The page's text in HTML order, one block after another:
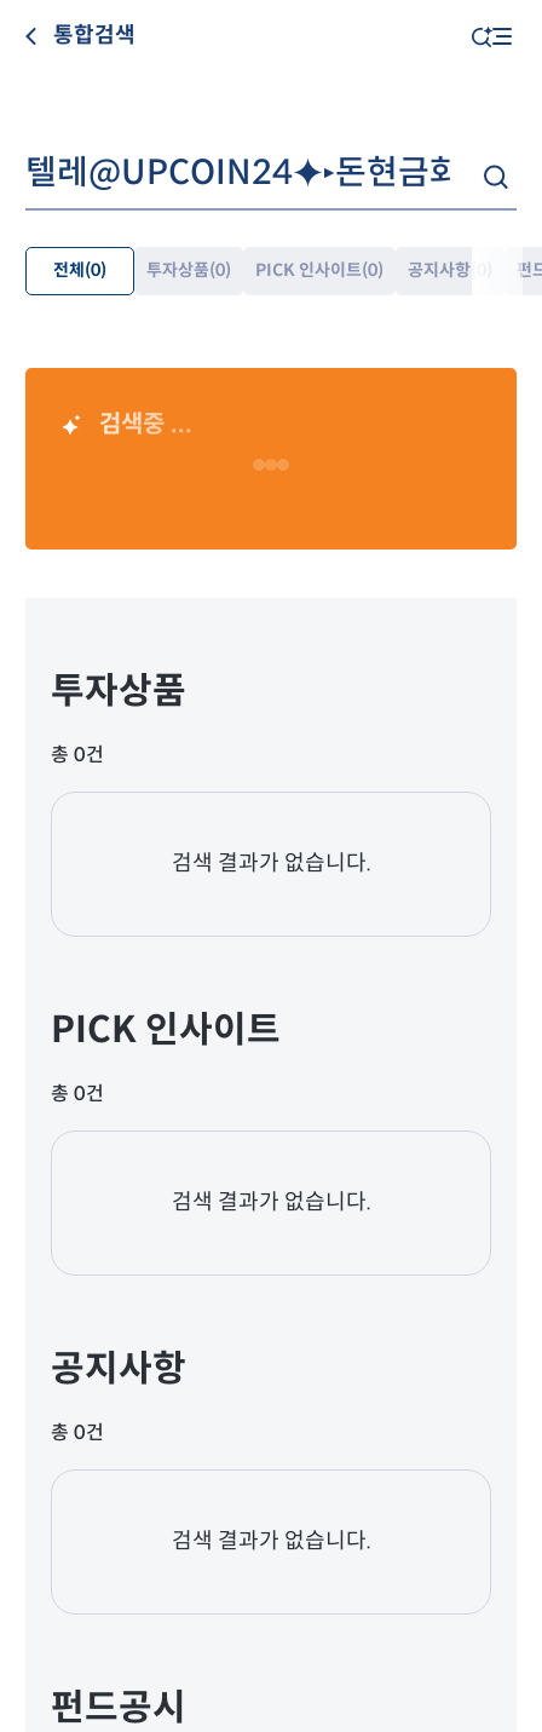
통합검색
전체 (0) 투자상품(0) PICK 인사이트(0) 공지사항 펀
검색중 ...
Loading…
투자상품
총 0건
검색 결과가 없습니다.
PICK 인사이트
총 0건
검색 결과가 없습니다.
공지사항
총 0건
검색 결과가 없습니다.
펀드공시